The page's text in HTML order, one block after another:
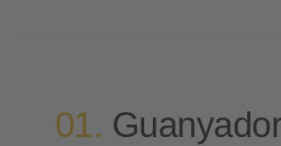
01.